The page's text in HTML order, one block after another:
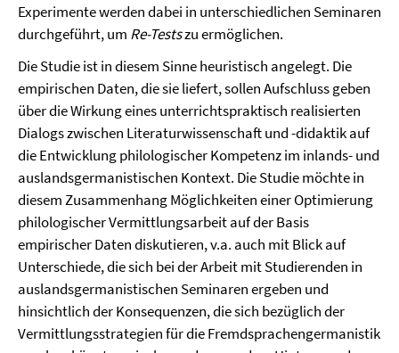
Experimente werden dabei in unterschiedlichen Seminaren
durchgeführt, um Re-Testszu ermöglichen.
Die Studie ist in diesem Sinne heuristisch angelegt. Die
empirischen Daten, die sie liefert, sollen Aufschluss geben
über die Wirkung eines unterrichtspraktisch realisierten
Dialogs zwischen Literaturwissenschaft und -didaktik auf
die Entwicklung philologischer Kompetenz im inlands- und
auslandsgermanistischen Kontext. Die Studie möchte in
diesem Zusammenhang Möglichkeiten einer Optimierung
philologischer Vermittlungsarbeit auf der Basis
empirischer Daten diskutieren, v.a. auch mit Blick auf
Unterschiede, die sich bei der Arbeit mit Studierenden in
auslandsgermanistischen Seminaren ergeben und
hinsichtlich der Konsequenzen, die sich bezüglich der
Vermittlungsstrategien für die Fremdsprachengermanistik